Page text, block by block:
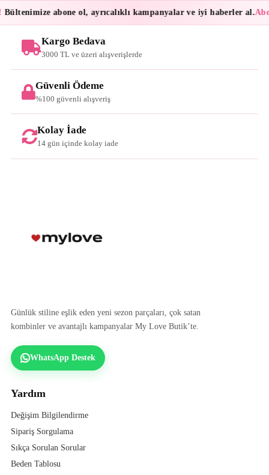
abone ol, ayrıcalıklı kampanyalar ve iyi haberler al.
Kargo Bedava
3000 TL ve üzeri alışverişlerde
Güvenli Ödeme
%100 güvenli alışveriş
Kolay İade
14 gün içinde kolay iade
Günlük stiline eşlik eden yeni sezon parçaları, çok satan
kombinler ve avantajlı kampanyalar My Love Butik’te.
WhatsApp Destek
Yardım
Değişim Bilgilendirme
Sipariş Sorgulama
Sıkça Sorulan Sorular
Beden Tablosu